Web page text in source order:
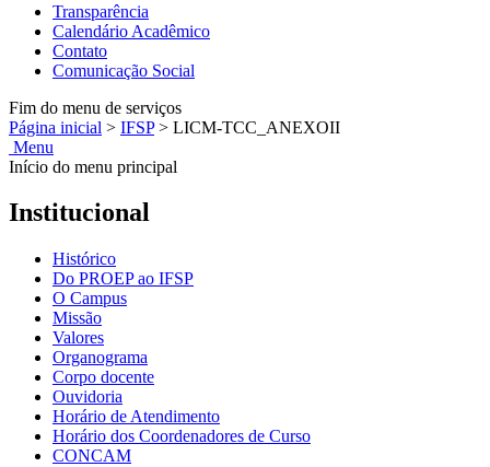
Transparência
Calendário Acadêmico
Contato
Comunicação Social
Fim do menu de serviços
Página inicial > IFSP > LICM-TCC_ANEXOII
Menu
Início do menu principal
Institucional
Histórico
Do PROEP ao IFSP
O Campus
Missão
Valores
Organograma
Corpo docente
Ouvidoria
Horário de Atendimento
Horário dos Coordenadores de Curso
CONCAM